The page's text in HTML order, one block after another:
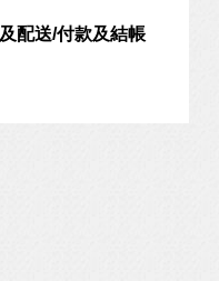
配送/付款及結帳